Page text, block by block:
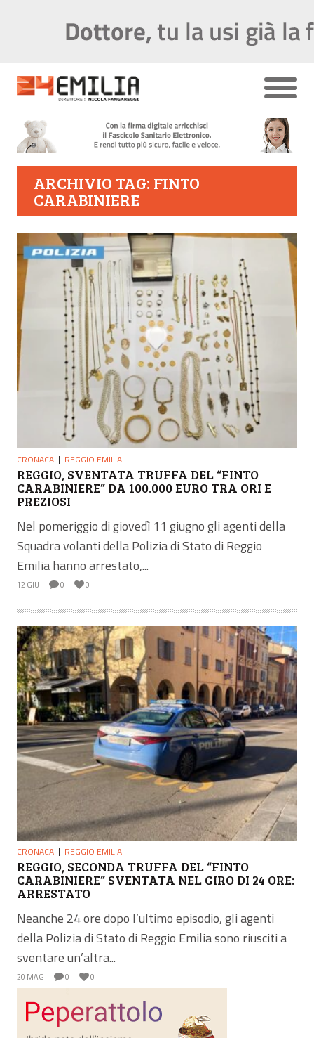
ARCHIVIO TAG: FINTO
CARABINIERE
CRONACA REGGIO EMILIA
REGGIO, SVENTATA TRUFFA DEL “FINTO
CARABINIERE” DA 100.000 EURO TRA ORI E
PREZIOSI
Nel pomeriggio di giovedì 11 giugno gli agenti della
Squadra volanti della Polizia di Stato di Reggio
Emilia hanno arrestato,...
12 GIU 0 0
CRONACA REGGIO EMILIA
REGGIO, SECONDA TRUFFA DEL “FINTO
CARABINIERE” SVENTATA NEL GIRO DI 24 ORE:
ARRESTATO
Neanche 24 ore dopo l’ultimo episodio, gli agenti
della Polizia di Stato di Reggio Emilia sono riusciti a
sventare un’altra...
20 MAG 0 0